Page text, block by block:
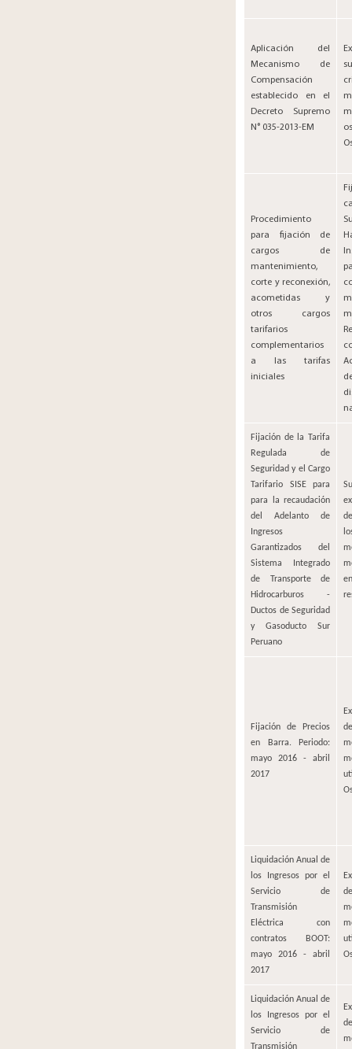
Aplicación del
Mecanismo de
Compensación
establecido en el
Decreto Supremo
N° 035-2013-EM
​Procedimiento
para fijación de
cargos de
mantenimiento,
corte y reconexión,
acometidas y
otros cargos
tarifarios
complementarios
a las tarifas
iniciales​
​​Fijación de la Tarifa
Regulada de
Seguridad y el Cargo
Tarifario SISE para
para la recaudación
del Adelanto de
Ingresos
Garantizados del
Sistema Integrado
de Transporte de
Hidrocarburos -
Ductos de Seguridad
y Gasoducto Sur
Peruano​
Fijación de Precios
en Barra. Periodo:
mayo 2016 - abril
2017
Liquidación Anual de
los Ingresos por el
Servicio de
Transmisión
Eléctrica con
contratos BOOT:
mayo 2016 - abril
2017
Liquidación Anual de
los Ingresos por el
Servicio de
Transmisión